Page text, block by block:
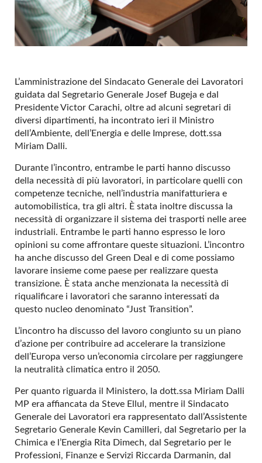
L’amministrazione del Sindacato Generale dei Lavoratori
guidata dal Segretario Generale Josef Bugeja e dal
Presidente Victor Carachi, oltre ad alcuni segretari di
diversi dipartimenti, ha incontrato ieri il Ministro
dell’Ambiente, dell’Energia e delle Imprese, dott.ssa
Miriam Dalli.
Durante l’incontro, entrambe le parti hanno discusso
della necessità di più lavoratori, in particolare quelli con
competenze tecniche, nell’industria manifatturiera e
automobilistica, tra gli altri. È stata inoltre discussa la
necessità di organizzare il sistema dei trasporti nelle aree
industriali. Entrambe le parti hanno espresso le loro
opinioni su come affrontare queste situazioni. L’incontro
ha anche discusso del Green Deal e di come possiamo
lavorare insieme come paese per realizzare questa
transizione. È stata anche menzionata la necessità di
riqualificare i lavoratori che saranno interessati da
questo nucleo denominato “Just Transition”.
L’incontro ha discusso del lavoro congiunto su un piano
d’azione per contribuire ad accelerare la transizione
dell’Europa verso un’economia circolare per raggiungere
la neutralità climatica entro il 2050.
Per quanto riguarda il Ministero, la dott.ssa Miriam Dalli
MP era affiancata da Steve Ellul, mentre il Sindacato
Generale dei Lavoratori era rappresentato dall’Assistente
Segretario Generale Kevin Camilleri, dal Segretario per la
Chimica e l’Energia Rita Dimech, dal Segretario per le
Professioni, Finanze e Servizi Riccarda Darmanin, dal